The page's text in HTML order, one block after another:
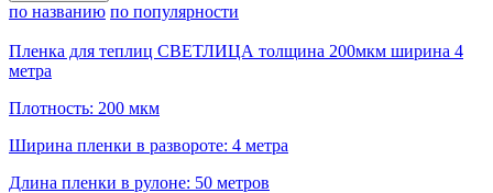
по названию по популярности
Пленка для теплиц СВЕТЛИЦА толщина 200мкм ширина 4
метра
Плотность: 200 мкм
Ширина пленки в развороте: 4 метра
Длина пленки в рулоне: 50 метров